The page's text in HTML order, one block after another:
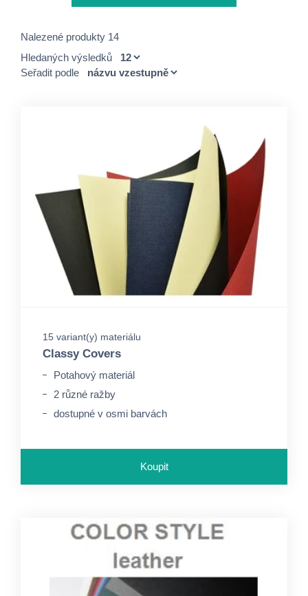
Nalezené produkty 14
Hledaných výsledků
Seřadit podle
15 variant(y) materiálu
Classy Covers
Potahový materiál
2 různé ražby
dostupné v osmi barvách
Koupit